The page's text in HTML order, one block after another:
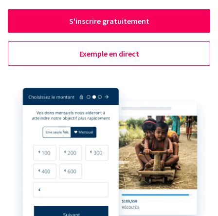
S'inscrire gratuitement
Exemple en direct